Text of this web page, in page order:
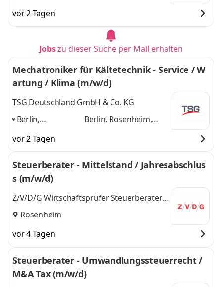
vor 2 Tagen
Jobszu dieser Suche per Mail erhalten
Mechatroniker für Kältetechnik - Service / W
artung / Klima (m/w/d)
TSG Deutschland GmbH & Co. KG
Berlin,
München,
Stuttgart,
Dachau,
Berlin, Rosenheim,
vor 2 Tagen
Steuerberater - Mittelstand / Jahresabschlus
s (m/w/d)
Z/V/D/G Wirtschaftsprüfer Steuerberater
PartmbB Hubert & Heubusch
Rosenheim
vor 4 Tagen
Steuerberater - Umwandlungssteuerrecht /
M&A Tax (m/w/d)